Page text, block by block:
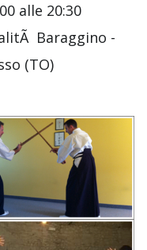
alle 20:30
Baraggino -
(TO)